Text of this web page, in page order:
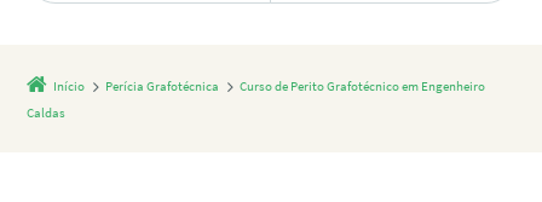
Início Perícia Grafotécnica
Curso de Perito Grafotécnico em Engenheiro
Caldas